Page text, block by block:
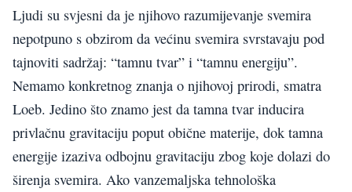
Ljudi su svjesni da je njihovo razumijevanje svemira
nepotpuno s obzirom da većinu svemira svrstavaju pod
tajnoviti sadržaj: “tamnu tvar” i “tamnu energiju”.
Nemamo konkretnog znanja o njihovoj prirodi, smatra
Loeb. Jedino što znamo jest da tamna tvar inducira
privlačnu gravitaciju poput obične materije, dok tamna
energije izaziva odbojnu gravitaciju zbog koje dolazi do
širenja svemira. Ako vanzemaljska tehnološka